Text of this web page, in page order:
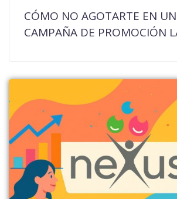
CÓMO NO AGOTARTE EN
CAMPAÑA DE PROMOCIÓN